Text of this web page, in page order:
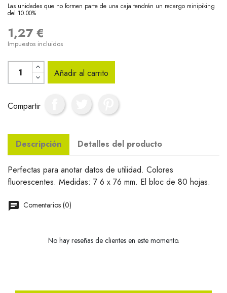
Las unidades que no formen parte de una caja tendrán un recargo minipiking
del 10.00%
1,27 €
Impuestos incluidos
Añadir al carrito
Compartir
Descripción Detalles del producto
Perfectas para anotar datos de utilidad. Colores
fluorescentes. Medidas: 7 6 x 76 mm. El bloc de 80 hojas.
Comentarios (0)
No hay reseñas de clientes en este momento.